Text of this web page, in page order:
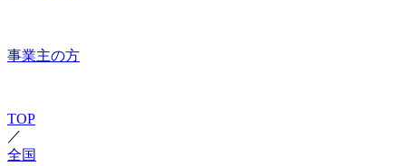
事業主の方
TOP
／
全国